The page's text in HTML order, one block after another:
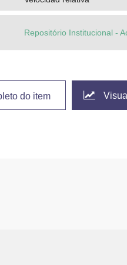
Repositório Institucional -
do item